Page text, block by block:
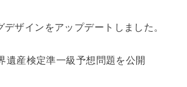
ザインをアップデートしました。
遺産検定準一級予想問題を公開